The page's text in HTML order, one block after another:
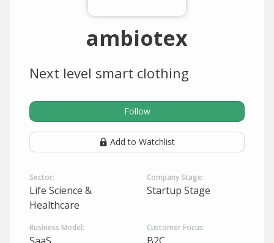
ambiotex
Next level smart clothing
Follow
Add to Watchlist
Sector:
Life Science &
Healthcare
Company Stage:
Startup Stage
Business Model: Customer Focus: